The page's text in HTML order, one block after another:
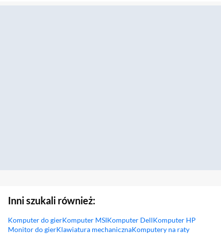
Inni szukali również:
Komputer do gierKomputer MSIKomputer DellKomputer HP
Monitor do gierKlawiatura mechanicznaKomputery na raty